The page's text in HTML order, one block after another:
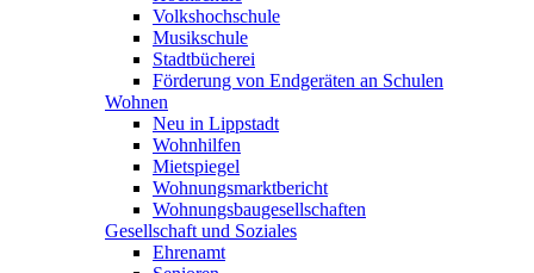
Volkshochschule
Musikschule
Stadtbücherei
Förderung von Endgeräten an Schulen
Wohnen
Neu in Lippstadt
Wohnhilfen
Mietspiegel
Wohnungsmarktbericht
Wohnungsbaugesellschaften
Gesellschaft und Soziales
Ehrenamt